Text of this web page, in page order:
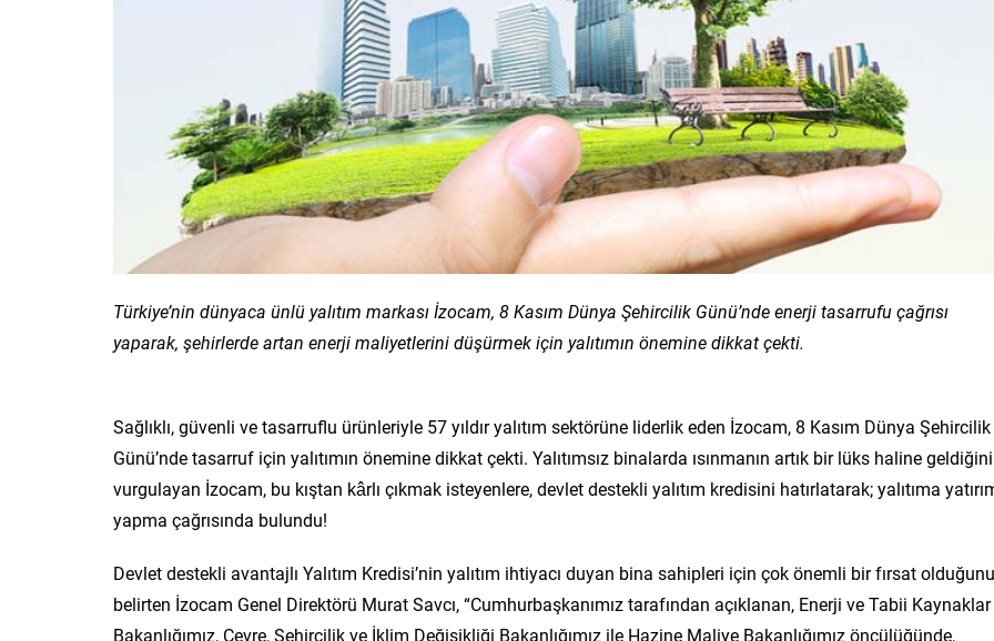
Türkiye’nin dünyaca ünlü yalıtım markası İzocam, 8 Kasım Dünya Şehircilik Günü’nde enerji tasarrufu çağrısı
yaparak, şehirlerde artan enerji maliyetlerini düşürmek için yalıtımın önemine dikkat çekti.
Sağlıklı, güvenli ve tasarruflu ürünleriyle 57 yıldır yalıtım sektörüne liderlik eden İzocam, 8 Kasım Dünya Şehircilik
Günü’nde tasarruf için yalıtımın önemine dikkat çekti. Yalıtımsız binalarda ısınmanın artık bir lüks haline geldiğini
vurgulayan İzocam, bu kıştan kârlı çıkmak isteyenlere, devlet destekli yalıtım kredisini hatırlatarak; yalıtıma
yapma çağrısında bulundu!
Devlet destekli avantajlı Yalıtım Kredisi’nin yalıtım ihtiyacı duyan bina sahipleri için çok önemli bir fırsat olduğunu
belirten İzocam Genel Direktörü Murat Savcı, “Cumhurbaşkanımız tarafından açıklanan, Enerji ve Tabii Kaynaklar
Bakanlığımız, Çevre, Şehircilik ve İklim Değişikliği Bakanlığımız ile Hazine Maliye Bakanlığımız öncülüğünde,